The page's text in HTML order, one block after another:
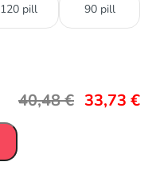
120 pill 90 pill
40,48€ 33,73 €